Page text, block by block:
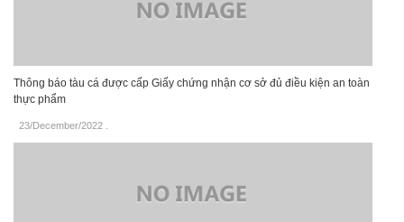
Thông báo tàu cá được cấp Giấy chứng nhận cơ sở đủ điều kiện an toàn
thực phẩm
23/December/2022